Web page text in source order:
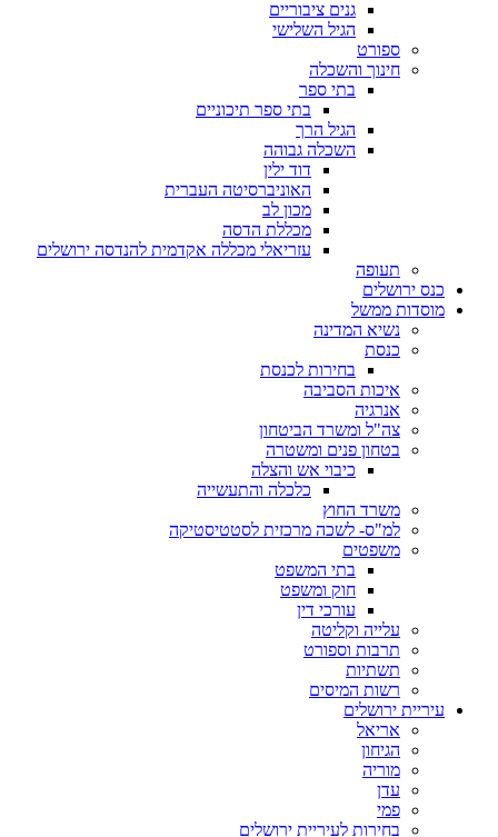
גנים ציבוריים
הגיל השלישי
ספורט
חינוך והשכלה
בתי ספר
בתי ספר תיכוניים
הגיל הרך
השכלה גבוהה
דוד ילין
האוניברסיטה העברית
מכון לב
מכללת הדסה
עזריאלי מכללה אקדמית להנדסה ירושלים
תעופה
כנס ירושלים
מוסדות ממשל
נשיא המדינה
כנסת
בחירות לכנסת
איכות הסביבה
אנרגיה
צה"ל ומשרד הביטחון
בטחון פנים ומשטרה
כיבוי אש והצלה
כלכלה והתעשייה
משרד החוץ
למ"ס- לשכה מרכזית לסטטיסטיקה
משפטים
בתי המשפט
חוק ומשפט
עורכי דין
עלייה וקליטה
תרבות וספורט
תשתיות
רשות המיסים
עיריית ירושלים
אריאל
הגיחון
מוריה
עדן
פמי
בחירות לעיריית ירושלים